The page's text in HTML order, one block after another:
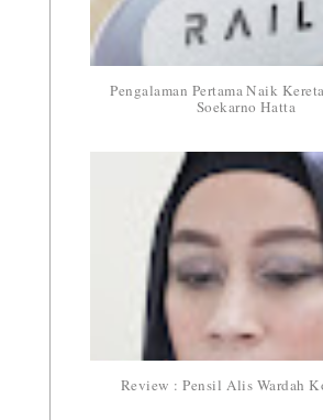
Pengalaman Pertama Naik
Soekarno Hatta
Review : Pensil Alis Wardah